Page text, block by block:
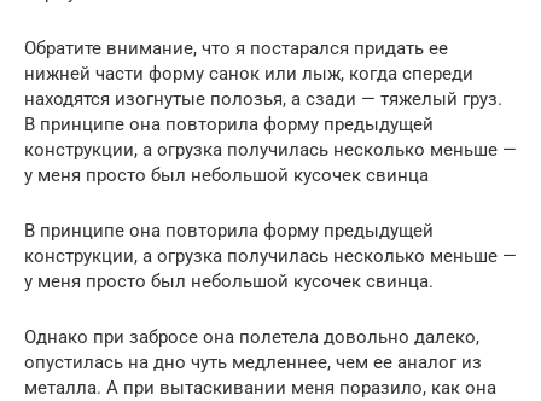
Обратите внимание, что я постарался придать ее
нижней части форму санок или лыж, когда спереди
находятся изогнутые полозья, а сзади — тяжелый груз.
В принципе она повторила форму предыдущей
конструкции, а огрузка получилась несколько меньше —
у меня просто был небольшой кусочек свинца
В принципе она повторила форму предыдущей
конструкции, а огрузка получилась несколько меньше —
у меня просто был небольшой кусочек свинца.
Однако при забросе она полетела довольно далеко,
опустилась на дно чуть медленнее, чем ее аналог из
металла. А при вытаскивании меня поразило, как она